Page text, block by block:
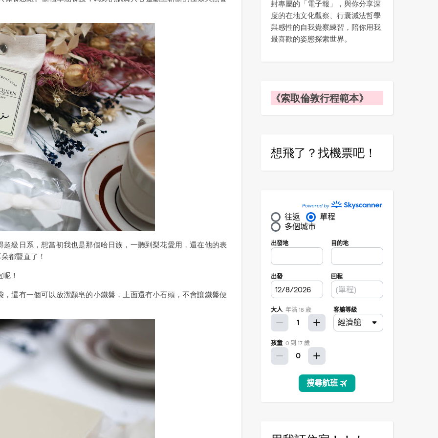
級日系，想當初我也是那個哈日族，一聽到梨花愛用，還在他的表
都豎直了！
！
還有一個可以放潔顏皂的小鐵盤，上面還有小石頭，不會讓鐵盤便
封專屬的「電子報」，與你分享深
度的在地文化觀察、行囊減法哲學
與感性的自我覺察練習，陪你用我
最喜歡的姿態探索世界。
《索取倫敦行程範本》
想飛了？找機票吧！